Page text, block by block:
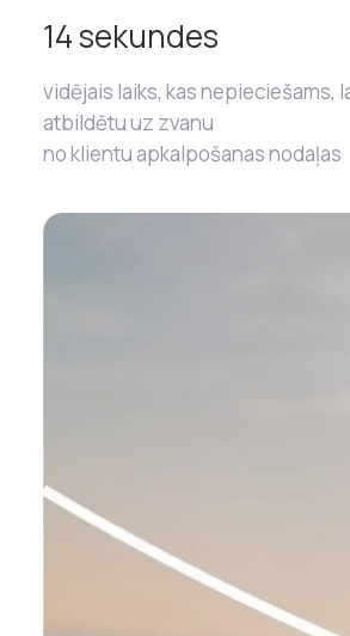
14 sekundes
vidējais laiks, kas nepieciešams,
atbildētu uz zvanu
no klientu apkalpošanas nodaļas